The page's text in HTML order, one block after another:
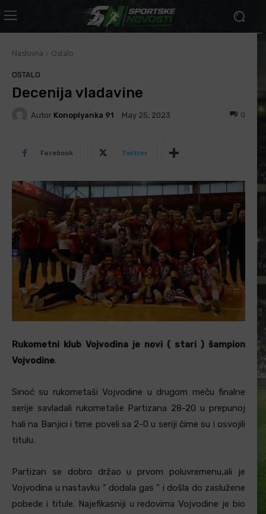
Naslovna Ostalo
OSTALO
Decenija vladavine
Autor Konoplyanka 91 May 25, 2023 0
Facebook Twitter
Rukometni klub Vojvodina je novi ( stari ) šampion
Vojvodine.
Sinoć su rukometaši Vojvodine u drugom meču finalne
serije savladali rukometaše Partizana 28-20 u prepunoj
hali na Banjici i time poveli sa 2-0 u seriji čime su i osvojili
titulu.
Partizan se dobro držao u prvom poluvremenu,ali je
Vojvodina u nastavku ” dodala gas ” i došla do zaslužene
pobede i titule. Najefikasniji u redovima Vojvodine je bio